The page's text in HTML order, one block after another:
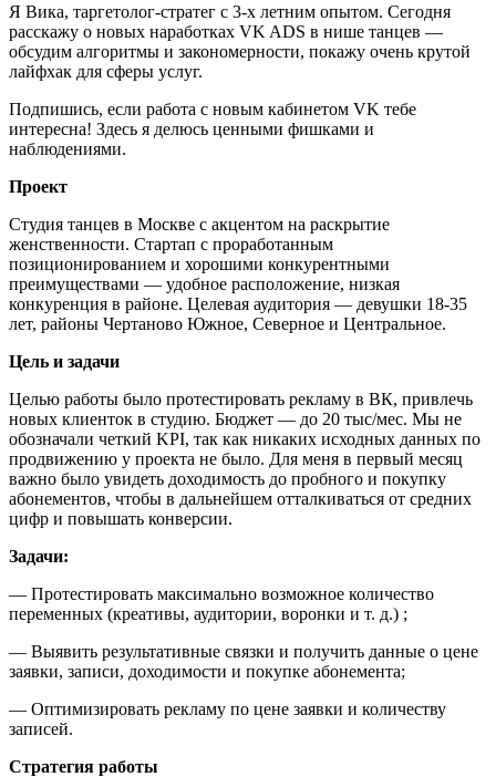
Я Вика, таргетолог-стратег с 3-х летним опытом. Сегодня
расскажу о новых наработках VK ADS в нише танцев —
обсудим алгоритмы и закономерности, покажу очень крутой
лайфхак для сферы услуг.
Подпишись, если работа с новым кабинетом VK тебе
интересна! Здесь я делюсь ценными фишками и
наблюдениями.
Проект
Студия танцев в Москве с акцентом на раскрытие
женственности. Стартап с проработанным
позиционированием и хорошими конкурентными
преимуществами — удобное расположение, низкая
конкуренция в районе. Целевая аудитория — девушки 18-35
лет, районы Чертаново Южное, Северное и Центральное.
Цель и задачи
Целью работы было протестировать рекламу в ВК, привлечь
новых клиенток в студию. Бюджет — до 20 тыс/мес. Мы не
обозначали четкий KPI, так как никаких исходных данных по
продвижению у проекта не было. Для меня в первый месяц
важно было увидеть доходимость до пробного и покупку
абонементов, чтобы в дальнейшем отталкиваться от средних
цифр и повышать конверсии.
Задачи:
— Протестировать максимально возможное количество
переменных (креативы, аудитории, воронки и т. д.) ;
— Выявить результативные связки и получить данные о цене
заявки, записи, доходимости и покупке абонемента;
— Оптимизировать рекламу по цене заявки и количеству
записей.
Стратегия работы